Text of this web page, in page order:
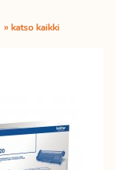
» katso kaikki